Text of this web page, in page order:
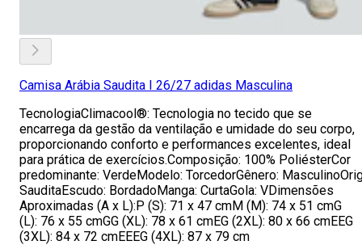
Camisa Arábia Saudita I 26/27 adidas Masculina
TecnologiaClimacool®: Tecnologia no tecido que se
encarrega da gestão da ventilação e umidade do seu corpo,
proporcionando conforto e performances excelentes, ideal
para prática de exercícios.Composição: 100% PoliésterCor
predominante: VerdeModelo: TorcedorGênero:
SauditaEscudo: BordadoManga: CurtaGola: VDimensões
Aproximadas (A x L):P (S): 71 x 47 cmM (M): 74 x 51 cmG
(L): 76 x 55 cmGG (XL): 78 x 61 cmEG (2XL): 80 x 66 cmEEG
(3XL): 84 x 72 cmEEEG (4XL): 87 x 79 cm